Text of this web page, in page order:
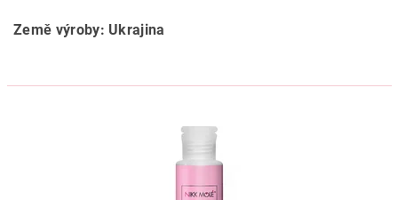
Země výroby: Ukrajina